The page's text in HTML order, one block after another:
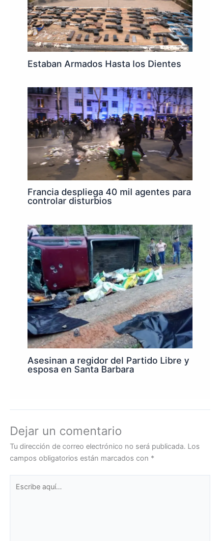
Estaban Armados Hasta los Dientes
Francia despliega 40 mil agentes para
controlar disturbios
Asesinan a regidor del Partido Libre y
esposa en Santa Barbara
Dejar un comentario
Tu dirección de correo electrónico no será publicada. Los
campos obligatorios están marcados con *
aquí...